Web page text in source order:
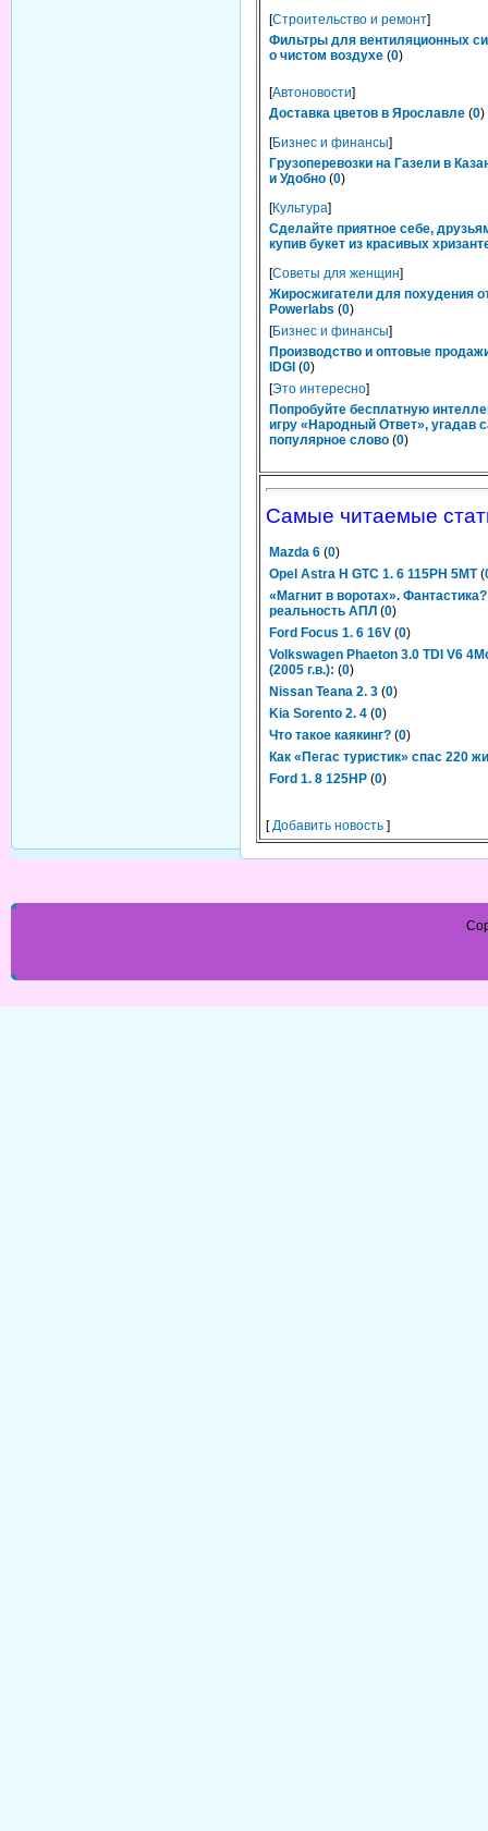
[Строительство и ремонт]
Фильтры для вентиляционных
о чистом воздухе (0)
[Автоновости]
Доставка цветов в Ярославле (0)
[Бизнес и финансы]
Грузоперевозки на Газели в
и Удобно (0)
[Культура]
Сделайте приятное себе,
купив букет из красивых
[Советы для женщин]
Жиросжигатели для похудения
Powerlabs (0)
[Бизнес и финансы]
Производство и оптовые
IDGI (0)
[Это интересно]
Попробуйте бесплатную
игру «Народный Ответ», угадав
популярное слово (0)
Самые читаемые
Mazda 6 (0)
Opel Astra H GTC 1. 6 115PH 5MT (
«Магнит в воротах».
реальность АПЛ (0)
Ford Focus 1. 6 16V (0)
Volkswagen Phaeton 3.0 TDI V6
(2005 г.в.): (0)
Nissan Teana 2. 3 (0)
Kia Sorento 2. 4 (0)
Что такое каякинг? (0)
Как «Пегас туристик» спас 220
Ford 1. 8 125HP (0)
[Добавить новость ]